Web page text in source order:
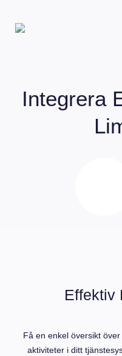
Integrera
Effektiv
Få en enkel översikt
aktiviteter i ditt